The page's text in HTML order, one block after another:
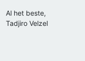
Al het beste,
Tadjiro Velzel